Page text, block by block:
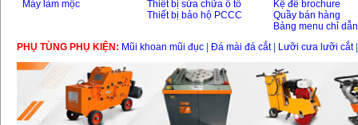
Máy làm mộc
Thiết bị sửa chữa ô tô
Thiết bị bảo hộ PCCC
Kệ để brochure
Quầy bán hàng
Bảng menu chỉ dẫn
PHỤ TÙNG PHỤ KIỆN: Mũi khoan mũi đục Đá mài đá cắt| Lưỡi cưa lưỡi cắt